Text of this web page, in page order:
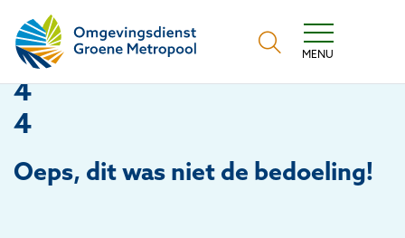
Omgevingsdienst Groene Metropool
MENU
4
4
Oeps, dit was niet de bedoeling!